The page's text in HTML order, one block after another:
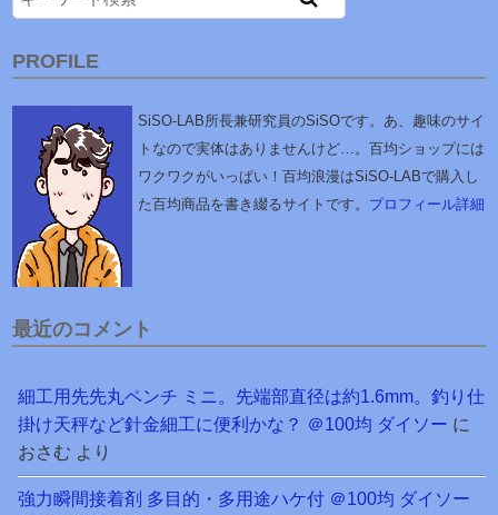
PROFILE
SiSO-LAB所長兼研究員のSiSOです。あ、趣味のサイ
トなので実体はありませんけど…。百均ショップには
ワクワクがいっぱい！百均浪漫はSiSO-LABで購入し
た百均商品を書き綴るサイトです。 プロフィール詳細
最近のコメント
細工用先先丸ペンチ ミニ。先端部直径は約1.6mm。釣り仕
掛け天秤など針金細工に便利かな？ ＠100均 ダイソー に
おさむ より
強力瞬間接着剤 多目的・多用途ハケ付 ＠100均 ダイソー